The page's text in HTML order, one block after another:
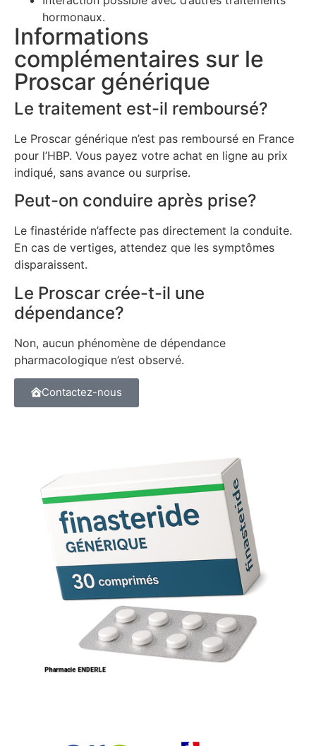
hormonaux.
Informations
complémentaires sur le
Proscar générique
Le traitement est-il remboursé?
Le Proscar générique n’est pas remboursé en France
pour l’HBP. Vous payez votre achat en ligne au prix
indiqué, sans avance ou surprise.
Peut-on conduire après prise?
Le finastéride n’affecte pas directement la conduite.
En cas de vertiges, attendez que les symptômes
disparaissent.
Le Proscar crée-t-il une
dépendance?
Non, aucun phénomène de dépendance
pharmacologique n’est observé.
Contactez-nous